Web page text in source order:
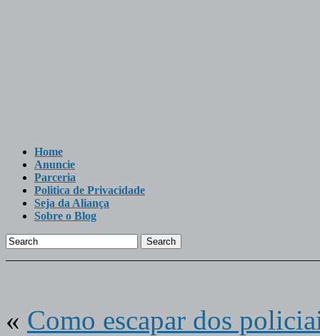
Home
Anuncie
Parceria
Politica de Privacidade
Seja da Aliança
Sobre o Blog
Search
« Como escapar dos